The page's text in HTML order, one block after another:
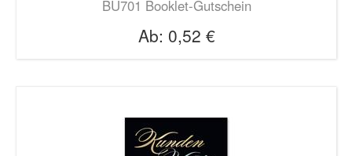
BU701 Booklet-Gutschein
Ab: 0,52 €